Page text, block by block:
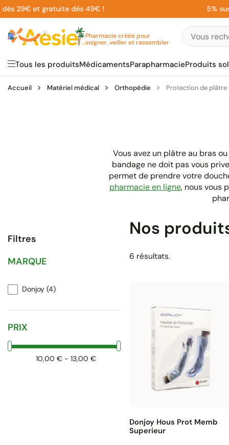
Aller
au
contenu
et gratuite dès 49€ ! 5% sur
Pharmacie créée pour
soigner, veiller et rassembler
Tous les produitsMédicamentsParapharmacieProduits
Accueil Matériel médical Orthopédie Protection de plâtre
Vous avez un plâtre au bras
bandage ne doit pas vous
permet de prendre votre
pharmacie en ligne, nous vous
Filtres
MARQUE
Donjoy (4)
PRIX
10,00 € - 13,00 €
Nos
6 résultats.
Donjoy Hous Prot Memb
Superieur